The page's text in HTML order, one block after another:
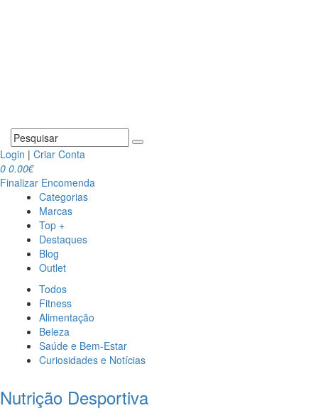
Login | Criar Conta
0 0.00€
Finalizar Encomenda
Categorias
Marcas
Top +
Destaques
Blog
Outlet
Todos
Fitness
Alimentação
Beleza
Saúde e Bem-Estar
Curiosidades e Notícias
Nutrição Desportiva